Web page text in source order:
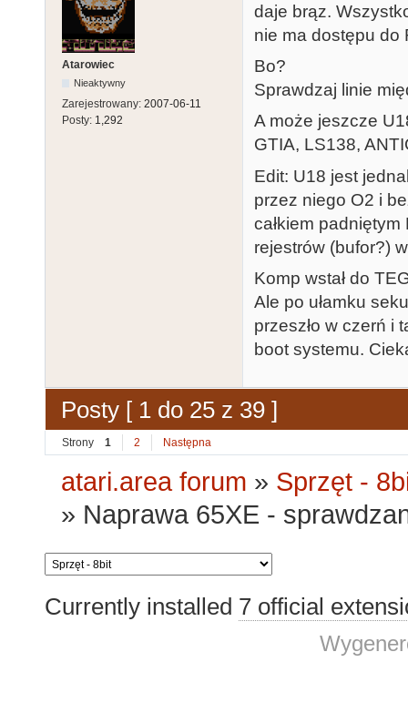
Atarowiec
Nieaktywny
Zarejestrowany: 2007-06-11
Posty: 1,292
daje brąz.
nie ma dostępu do
Bo?
Sprawdzaj linie
A może jeszcze
GTIA, LS138,
Edit: U18 jest
przez niego O2 i
całkiem
rejestrów (bufor?)
Komp wstał do
Ale po ułamku
przeszło w czerń i
boot systemu.
Posty [ 1 do 25 z 39 ]
Strony 1 2 Następna
atari.area forum » Sprzęt -
» Naprawa 65XE -
Currently installed 7 official